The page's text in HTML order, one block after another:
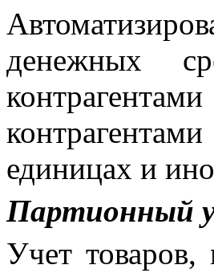
денежных
единицах и
Партионный
Учет